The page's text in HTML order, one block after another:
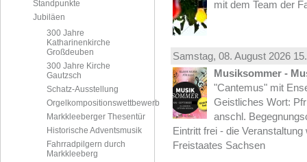
Standpunkte
Jubiläen
300 Jahre
Katharinenkirche
Großdeuben
300 Jahre Kirche
Gautzsch
Schatz-Ausstellung
Orgelkompositionswettbewerb
Markkleeberger Thesentür
Historische Adventsmusik
Fahrradpilgern durch
Markkleeberg
mit dem Team der
Samstag, 08. August 2026
Musiksommer -
"Cantemus" mit
Geistliches Wort:
anschl.
Eintritt frei - die
Freistaates Sachsen